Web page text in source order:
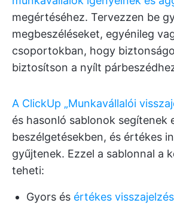
megértéséhez. Tervezzen be
megbeszéléseket, egyénileg
csoportokban, hogy
biztosítson a nyílt
A ClickUp „Munkavállalói
és hasonló sablonok segítenek
beszélgetésekben, és értékes
gyűjtenek. Ezzel a sablonnal a
teheti:
Gyors és értékes